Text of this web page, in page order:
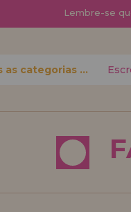
Lembre-se
Todas as categorias